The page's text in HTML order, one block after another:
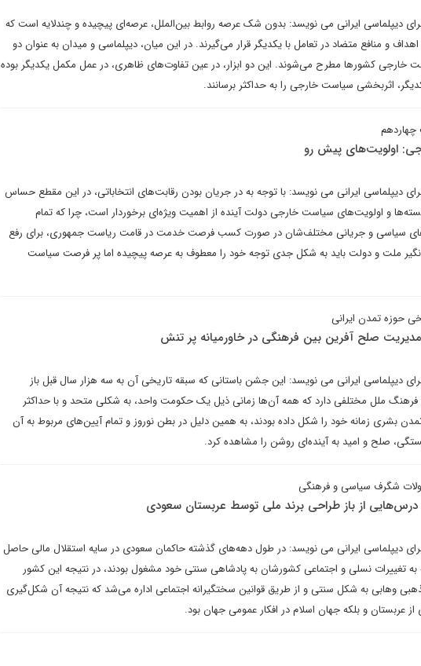
دیپلماسی ایرانی می نویسد: بدون شک عرصه روابط بین‌الملل، عرصه‌ای پیچیده و چندلایه است که
و منافع متضاد در تعامل با یکدیگر قرار می‌گیرند. در این میان، دیپلماسی و میدان به عنوان دو
خارجی کشورها مطرح می‌شوند. این دو ابزار، در عین تفاوت‌های ظاهری، در عمل مکمل یکدیگر بوده
اثربخشی سیاست خارجی را به حداکثر برسانند.
چهاردهم
اولویت‌های پیش رو
دیپلماسی ایرانی می نویسد: با توجه به در جریان بودن رقابت‌های انتخاباتی، در این مقطع حساس
و اولویت‌های سیاست خارجی دولت آینده از اهمیت ویژه‌ای برخوردار است، چرا که تمام
سیاسی و جریانی مختلف‌شان در صورت کسب فرصت خدمت در قامت ریاست جمهوری، برای رفع
ملت و دولت باید به شکل جدی توجه خود را معطوف به عرصه‌ پیچیده اما پر فرصت سیاست
حوزه تمدن ایرانی
مدیریت صلح آفرین بین فرهنگی در خاورمیانه پر تنش
دیپلماسی ایرانی می نویسد: این جشن باستانی که سبقه تاریخی آن به سه هزار سال قبل باز
فرهنگ ملل مختلفی دارد که همه آن‌ها زمانی ذیل یک حکومت واحد، به شکلی متحد و با حداکثر
بشری زمانه خود را شکل داده بودند، به همین دلیل در بطن نوروز و تمام آیین‌های مربوط به آن
صلح و امید به آینده‌ای روشن را مشاهده کرد.
شگرف سیاسی و فرهنگی
درس‌هایی از باز طراحی برند ملی توسط عربستان سعودی
دیپلماسی ایرانی می نویسد: در طول دهه‌های گذشته حاکمان سعودی در سایه استقلال مالی حاصل
به تغییرات نسلی و اجتماعی کشورشان به پادشاهی سنتی خود مشغول بودند، در نتیجه این کشور
وهابی به شکل سنتی و از طریق قوانین سختگیرانه اجتماعی اداره می‌شد که نتیجه آن شکل‌گیری
و بلکه جهان اسلام در افکار عمومی جهان بود.